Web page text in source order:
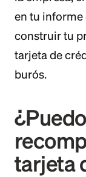
en tu informe
construir tu
tarjeta de
burós.
tarjeta